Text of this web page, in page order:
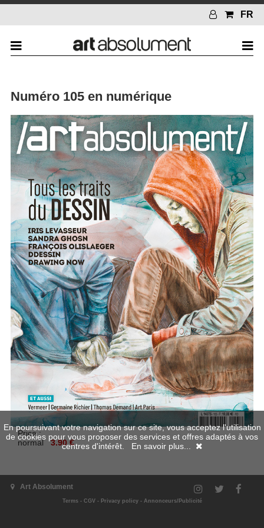
FR
Numéro 105 en numérique
Price :
normal
3.90 €
Add to cart
Art Absolument
Terms- CGV- Privacy policy- Annonceurs/Publicité
En poursuivant votre navigation sur ce site, vous acceptez l'utilisation
de cookies pour vous proposer des services et offres adaptés à vos
centres d'intérêt. En savoir plus...